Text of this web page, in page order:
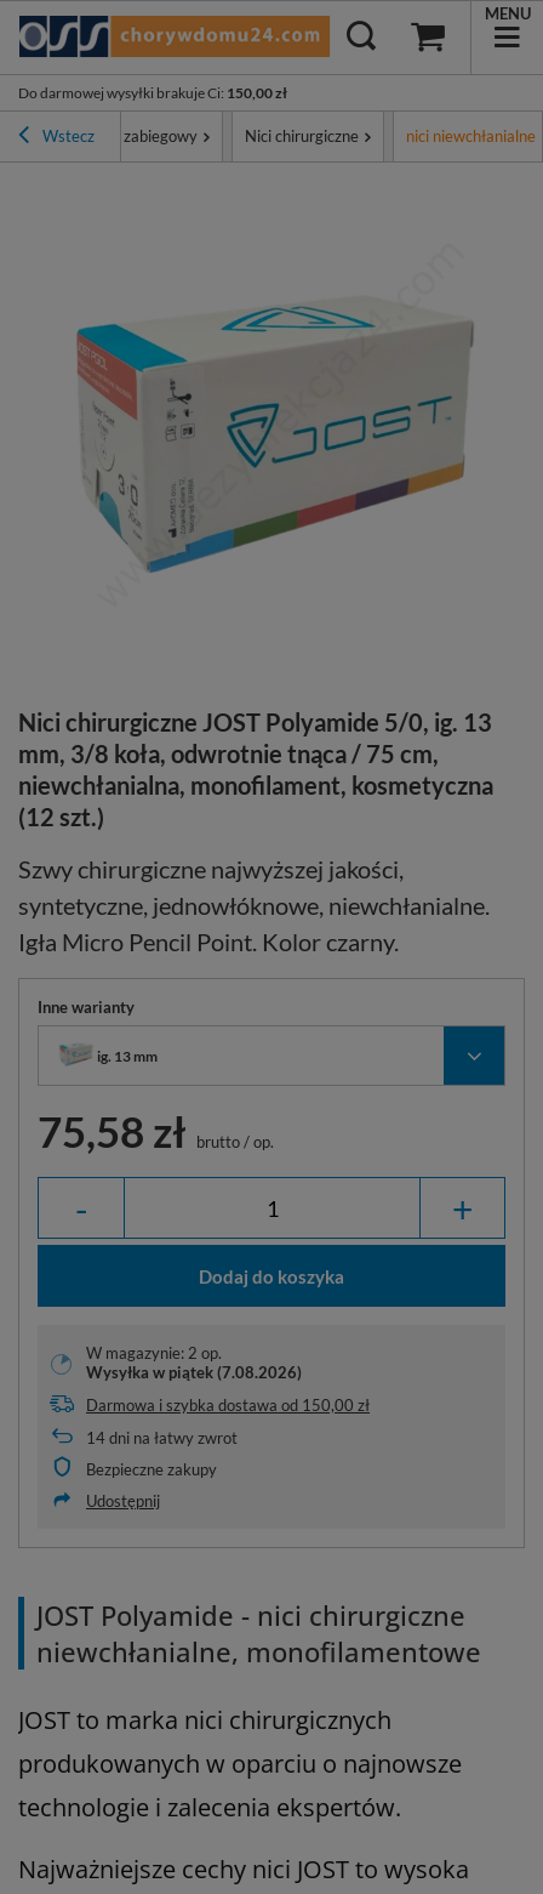
Do darmowej wysyłki brakuje Ci: 150,00 zł
MENU
WsteczSprzęt zabiegowy Nici chirurgiczne nici niewchłanialne
Nici chirurgiczne JOST Polyamide 5/0, ig. 13
mm, 3/8 koła, odwrotnie tnąca / 75 cm,
niewchłanialna, monofilament, kosmetyczna
(12 szt.)
Szwy chirurgiczne najwyższej jakości,
syntetyczne, jednowłóknowe, niewchłanialne.
Igła Micro Pencil Point. Kolor czarny.
Inne warianty
ig. 13 mm
75,58 zł brutto/op.
- +
Dodaj do koszyka
W magazynie: 2 op.
Wysyłka w piątek (7.08.2026)
Darmowa i szybka dostawa od 150,00 zł
14dni na łatwy zwrot
Bezpieczne zakupy
Udostępnij
JOST Polyamide - nici chirurgiczne
niewchłanialne, monofilamentowe
JOST to marka nici chirurgicznych
produkowanych w oparciu o najnowsze
technologie i zalecenia ekspertów.
Najważniejsze cechy nici JOST to wysoka